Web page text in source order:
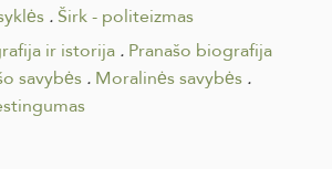
.Širk - politeizmas
ir istorija.Pranašo biografija
savybės.Moralinės savybės.